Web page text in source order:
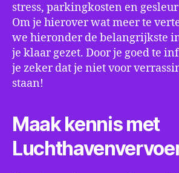
stress, parkingkosten en
Om je hierover wat meer te
we hieronder de belangrijkste
je klaar gezet. Door je goed te
je zeker dat je niet voor
staan!
Maak kennis met